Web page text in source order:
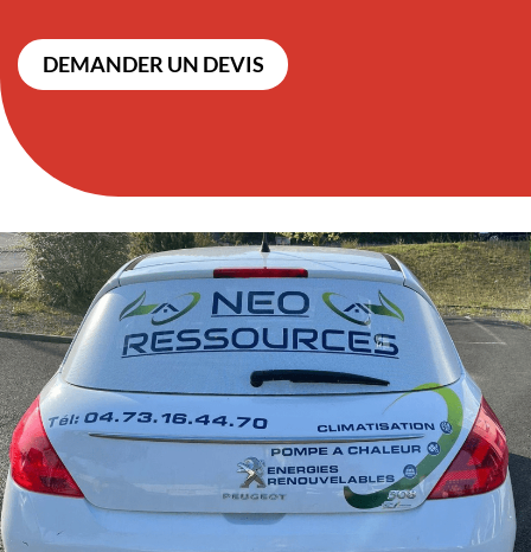
DEMANDER UN DEVIS